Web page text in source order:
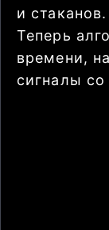
и стаканов.
Теперь
времени,
сигналы со